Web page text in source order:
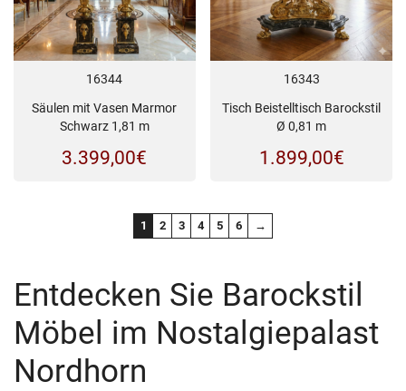
16344
Säulen mit Vasen Marmor
Schwarz 1,81 m
3.399,00€
16343
Tisch Beistelltisch Barockstil
Ø 0,81 m
1.899,00€
1 2 3 4 5 6 →
Entdecken Sie Barockstil
Möbel im Nostalgiepalast
Nordhorn